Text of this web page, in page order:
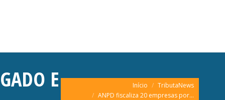
E Você está aqui:
Início
TributaNews
ANPD fiscaliza 20 empresas por…